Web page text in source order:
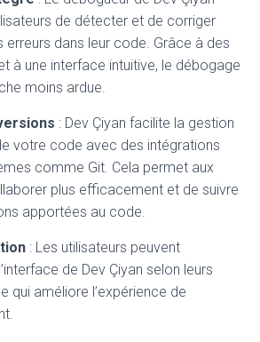
de détecter et de corriger
erreurs dans leur code. Grâce à des
à une interface intuitive, le débogage
moins ardue.
: Dev Çiyan facilite la gestion
votre code avec des intégrations
comme Git. Cela permet aux
plus efficacement et de suivre
apportées au code.
: Les utilisateurs peuvent
de Dev Çiyan selon leurs
qui améliore l’expérience de